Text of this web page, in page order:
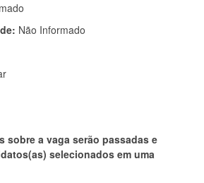
Não Informado
sobre a vaga serão passadas e
selecionados em uma